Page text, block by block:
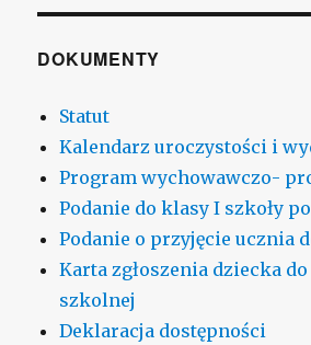
DOKUMENTY
Statut
Kalendarz uroczystości i
Program wychowawczo-
Podanie do klasy I szkoły
Podanie o przyjęcie ucznia
Karta zgłoszenia dziecka
szkolnej
Deklaracja dostępności